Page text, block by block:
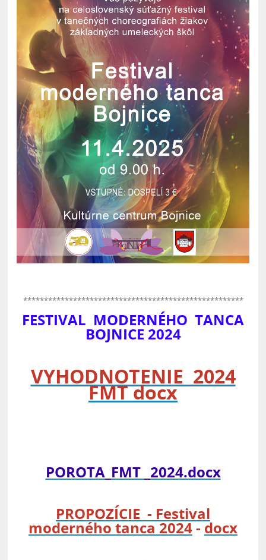
*****************************************************
FESTIVAL MODERNÉHO TANCA
BOJNICE 2024
VYHODNOTENIE 2024
FMT docx
POROTA_FMT _2024.docx
PROPOZÍCIE - Festival
moderného tanca 2024-docx